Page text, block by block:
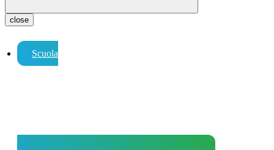
close
Scuola